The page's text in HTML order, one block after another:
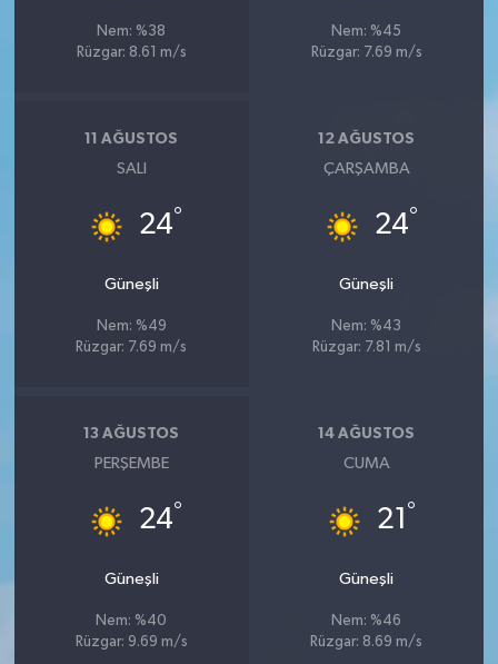
Nem: %38
Rüzgar: 8.61 m/s
Nem: %45
Rüzgar: 7.69 m/s
11 AĞUSTOS
SALI
24°
Güneşli
Nem: %49
Rüzgar: 7.69 m/s
12 AĞUSTOS
ÇARŞAMBA
24°
Güneşli
Nem: %43
Rüzgar: 7.81 m/s
13 AĞUSTOS
PERŞEMBE
24°
Güneşli
Nem: %40
Rüzgar: 9.69 m/s
14 AĞUSTOS
CUMA
21 °
Güneşli
Nem: %46
Rüzgar: 8.69 m/s